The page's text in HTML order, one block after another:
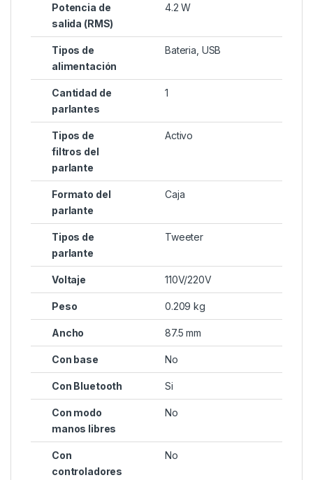
Potencia de
salida (RMS)
4.2 W
Tipos de
alimentación
Bateria, USB
Cantidad de
parlantes
1
Tipos de
filtros del
parlante
Activo
Formato del
parlante
Caja
Tipos de
parlante
Tweeter
Voltaje 110V/220V
Peso 0.209 kg
Ancho 87.5 mm
Con base No
Con Bluetooth Si
Con modo
manos libres
No
Con
controladores
No